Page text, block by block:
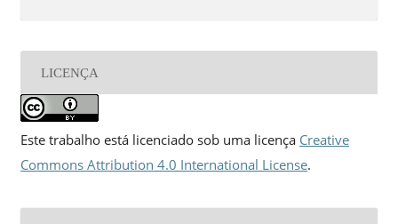
LICENÇA
Este trabalho está licenciado sob uma licença Creative
Commons Attribution 4.0 International License.